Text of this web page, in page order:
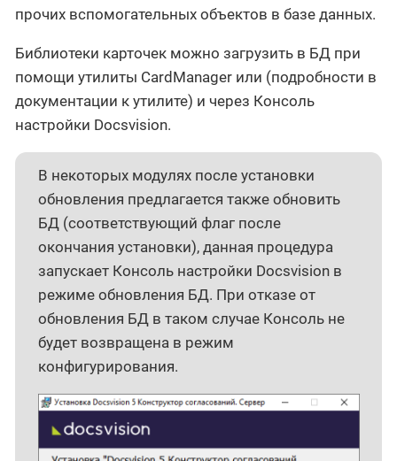
прочих вспомогательных объектов в базе данных.
Библиотеки карточек можно загрузить в БД при
помощи утилиты CardManager или (подробности в
документации к утилите) и через Консоль
настройки Docsvision.
В некоторых модулях после установки
обновления предлагается также обновить
БД (соответствующий флаг после
окончания установки), данная процедура
запускает Консоль настройки Docsvision в
режиме обновления БД. При отказе от
обновления БД в таком случае Консоль не
будет возвращена в режим
конфигурирования.